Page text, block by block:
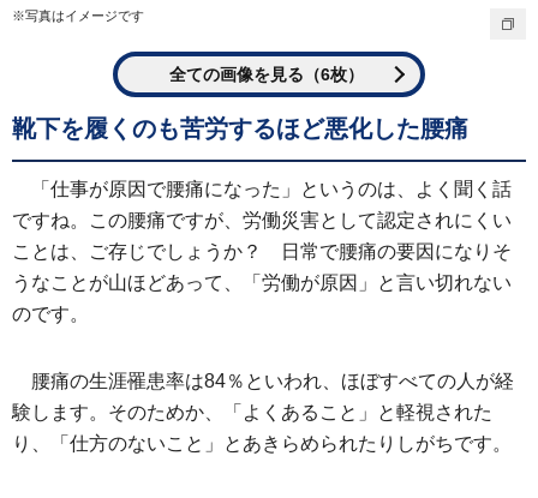
※写真はイメージです
全ての画像を見る（6枚）
靴下を履くのも苦労するほど悪化した腰痛
「仕事が原因で腰痛になった」というのは、よく聞く話
ですね。この腰痛ですが、労働災害として認定されにくい
ことは、ご存じでしょうか？ 日常で腰痛の要因になりそ
うなことが山ほどあって、「労働が原因」と言い切れない
のです。
腰痛の生涯罹患率は84％といわれ、ほぼすべての人が経
験します。そのためか、「よくあること」と軽視された
り、「仕方のないこと」とあきらめられたりしがちです。